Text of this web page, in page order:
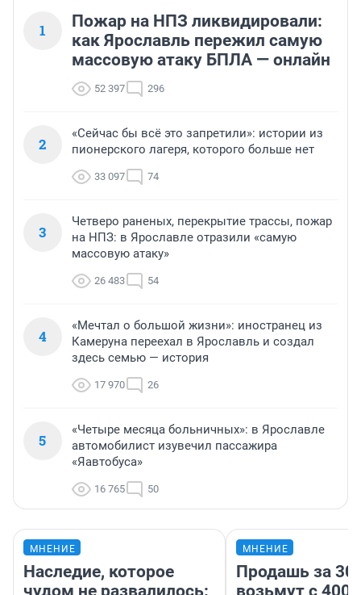
1
Пожар на НПЗ ликвидировали:
как Ярославль пережил самую
массовую атаку БПЛА — онлайн
52 397 296
2
«Сейчас бы всё это запретили»: истории из
пионерского лагеря, которого больше нет
33 097 74
3
Четверо раненых, перекрытие трассы, пожар
на НПЗ: в Ярославле отразили «самую
массовую атаку»
26 483 54
4
«Мечтал о большой жизни»: иностранец из
Камеруна переехал в Ярославль и создал
здесь семью — история
17 970 26
5
«Четыре месяца больничных»: в Ярославле
автомобилист изувечил пассажира
«Яавтобуса»
16 765 50
МНЕНИЕ
Наследие, которое
чудом не развалилось:
МНЕНИЕ
Продашь за
возьмут с